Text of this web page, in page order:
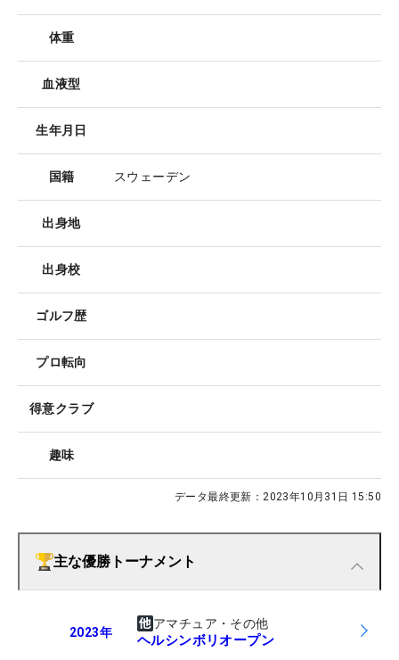
体重
血液型
生年月日
国籍 スウェーデン
出身地
出身校
ゴルフ歴
プロ転向
得意クラブ
趣味
データ最終更新：2023年10月31日 15:50
主な優勝トーナメント
2023年
アマチュア・その他
ヘルシンボリオープン